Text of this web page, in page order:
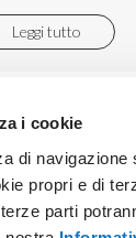
i cookie
di navigazione
propri e di
parti
property.
Leggi tutto